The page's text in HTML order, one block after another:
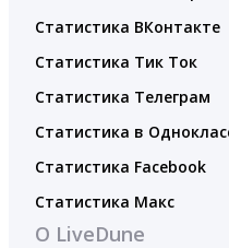
Статистика ВКонтакте
Статистика Тик Ток
Статистика Телеграм
Статистика в
Статистика Facebook
Статистика Макс
О LiveDune